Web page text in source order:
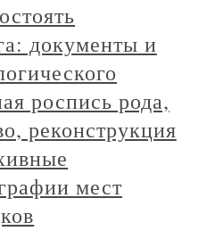
документы и
роспись рода,
реконструкция
мест